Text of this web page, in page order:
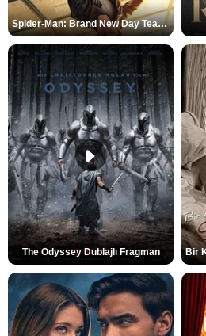
Spider-Man: Brand New Day Teaser
The Odyssey Dublajlı Fragman